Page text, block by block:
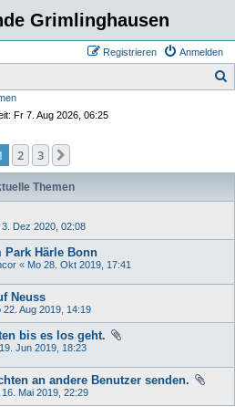
Grimlinghausen
Anmelden
Registrieren
Fr 7. Aug 2026, 06:25
2 3
Themen
3. Dez 2020, 02:08
Park Härle Bonn
« Mo 28. Okt 2019, 17:41
Neuss
22. Aug 2019, 14:19
bis es los geht.
Jun 2019, 18:23
an andere Benutzer senden.
16. Mai 2019, 22:29